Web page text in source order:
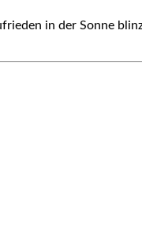
in der Sonne